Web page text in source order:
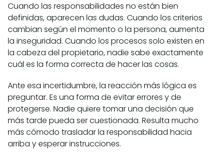
Cuando las responsabilidades no están bien
definidas, aparecen las dudas. Cuando los criterios
cambian según el momento o la persona, aumenta
la inseguridad. Cuando los procesos solo existen en
la cabeza del propietario, nadie sabe exactamente
cuál es la forma correcta de hacer las cosas.
Ante esa incertidumbre, la reacción más lógica es
preguntar. Es una forma de evitar errores y de
protegerse. Nadie quiere tomar una decisión que
más tarde pueda ser cuestionada. Resulta mucho
más cómodo trasladar la responsabilidad hacia
arriba y esperar instrucciones.